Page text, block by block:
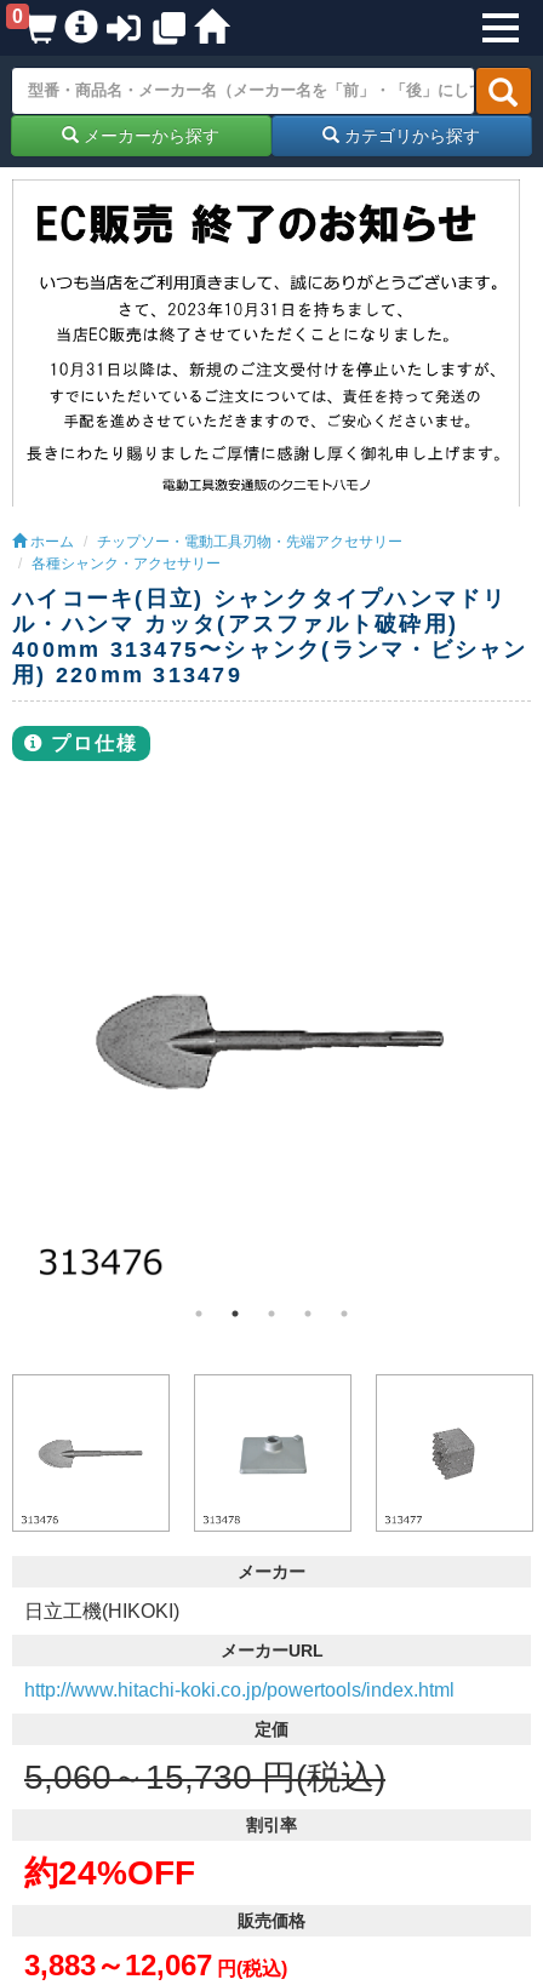
0
メーカーから探す カテゴリから探す
ホーム
チップソー・電動工具刃物・先端アクセサリー
各種シャンク・アクセサリー
ハイコーキ(日立) シャンクタイプハンマドリ
ル・ハンマ カッタ(アスファルト破砕用)
400mm 313475〜シャンク(ランマ・ビシャン
用) 220mm 313479
プロ仕様
メーカー
日立工機(HIKOKI)
メーカーURL
http://www.hitachi-koki.co.jp/powertools/index.html
定価
5,060～15,730 円(税込)
割引率
約24%OFF
販売価格
3,883～12,067 円(税込)